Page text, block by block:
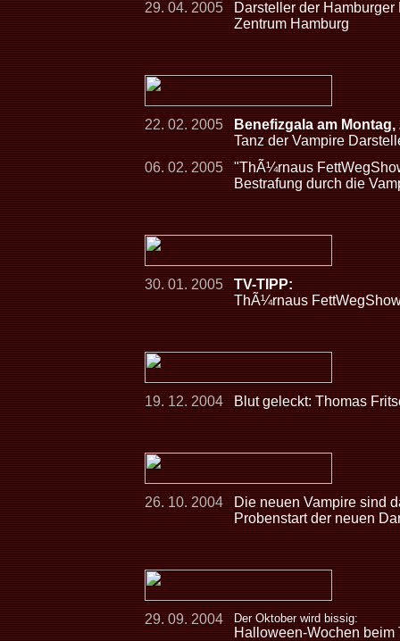
29. 04. 2005
Darsteller der
Zentrum Hamburg
22. 02. 2005
Benefizgala am
Tanz der Vampire
06. 02. 2005
"ThÃ¼rnaus
Bestrafung durch die
30. 01. 2005
TV-TIPP:
ThÃ¼rnaus
19. 12. 2004 Blut geleckt: Thomas
26. 10. 2004
Die neuen Vampire sind
Probenstart der neuen
29. 09. 2004 Der Oktober wird bissig:
Halloween-Wochen beim